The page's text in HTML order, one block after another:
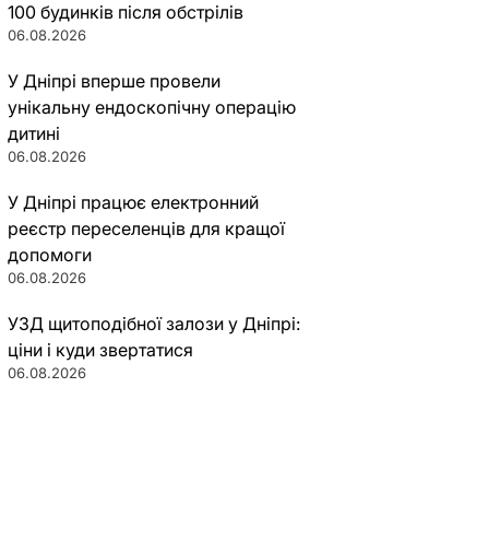
100 будинків після обстрілів
06.08.2026
У Дніпрі вперше провели
унікальну ендоскопічну операцію
дитині
06.08.2026
У Дніпрі працює електронний
реєстр переселенців для кращої
допомоги
06.08.2026
УЗД щитоподібної залози у Дніпрі:
ціни і куди звертатися
06.08.2026